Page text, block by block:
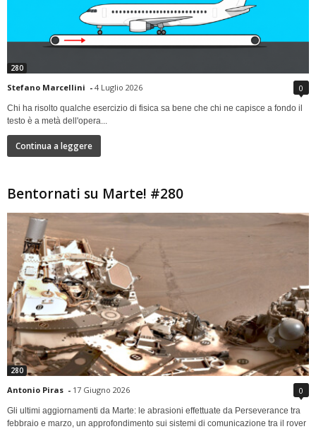
280
Stefano Marcellini - 4 Luglio 2026 0
Chi ha risolto qualche esercizio di fisica sa bene che chi ne capisce a fondo il
testo è a metà dell'opera...
Continua a leggere
Bentornati su Marte! #280
280
Antonio Piras - 17 Giugno 2026 0
Gli ultimi aggiornamenti da Marte: le abrasioni effettuate da Perseverance tra
febbraio e marzo, un approfondimento sui sistemi di comunicazione tra il rover